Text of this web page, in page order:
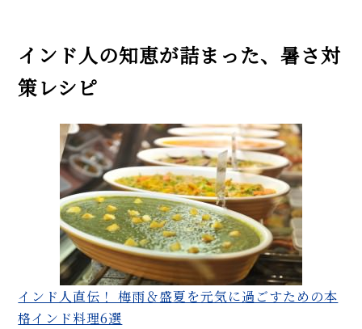
インド人の知恵が詰まった、暑さ対
策レシピ
インド人直伝！ 梅雨＆盛夏を元気に過ごすための本
格インド料理6選